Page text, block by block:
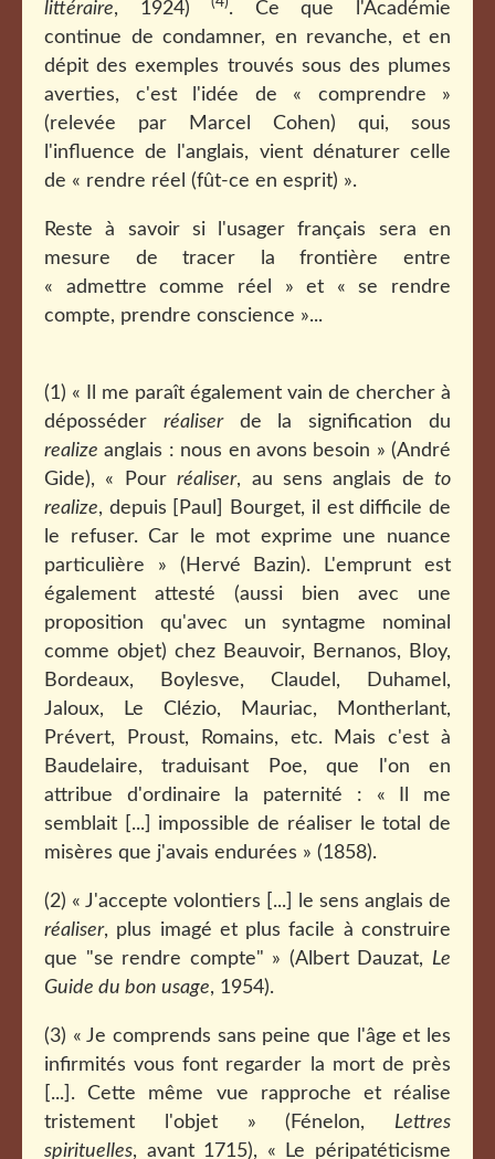
littéraire, 1924)
. Ce que l'Académie
continue de condamner, en revanche, et en
dépit des exemples trouvés sous des plumes
averties, c'est l'idée de « comprendre »
(relevée par Marcel Cohen) qui, sous
l'influence de l'anglais, vient dénaturer celle
de « rendre réel (fût-ce en esprit) ».
Reste à savoir si l'usager français sera en
mesure de tracer la frontière entre
« admettre comme réel » et « se rendre
compte, prendre conscience »...
(1) « Il me paraît également vain de chercher à
déposséder réaliserde la signification du
realize anglais : nous en avons besoin » (André
Gide), « Pourréaliser, au sens anglais de to
realize, depuis [Paul] Bourget, il est difficile de
le refuser. Car le mot exprime une nuance
particulière » (Hervé Bazin). L'emprunt est
également attesté (aussi bien avec une
proposition qu'avec un syntagme nominal
comme objet) chez Beauvoir, Bernanos, Bloy,
Bordeaux, Boylesve, Claudel, Duhamel,
Jaloux, Le Clézio, Mauriac, Montherlant,
Prévert, Proust, Romains, etc. Mais c'est à
Baudelaire, traduisant Poe, que l'on en
attribue d'ordinaire la paternité : « Il me
semblait [...] impossible de réaliser le total de
misères que j'avais endurées » (1858).
(2) « J'accepte volontiers [...] le sens anglais de
réaliser, plus imagé et plus facile à construire
que "se rendre compte" » (Albert Dauzat, Le
Guide du bon usage, 1954).
(3) « Je comprends sans peine que l'âge et les
infirmités vous font regarder la mort de près
[...]. Cette même vue rapproche et réalise
tristement l'objet » (Fénelon, Lettres
spirituelles, avant 1715), « Le péripatéticisme